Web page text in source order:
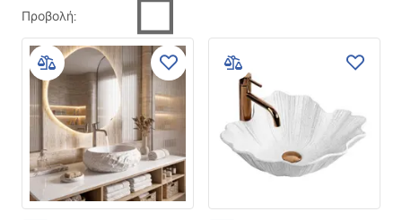
ενσωματώνεται αρμονικά σε διάφορα στυλ εσωτερικών
χώρων. Επιλέξτε τον για το μπάνιο σας σήμερα!
Προβολή: